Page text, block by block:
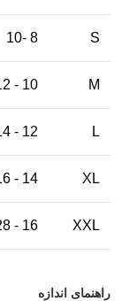
S
8 -10
M
10 - 12
L
12 - 14
XL
14 - 16
XXL
16 - 28
راهنمای اندازه